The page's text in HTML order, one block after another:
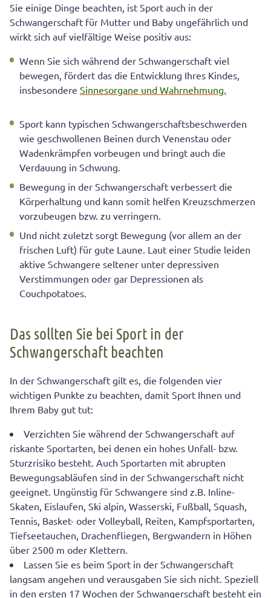
Sie einige Dinge beachten, ist Sport auch in der
Schwangerschaft für Mutter und Baby ungefährlich und
wirkt sich auf vielfältige Weise positiv aus:
Wenn Sie sich während der Schwangerschaft viel
bewegen, fördert das die Entwicklung Ihres Kindes,
insbesondere Sinnesorgane und Wahrnehmung.
Sport kann typischen Schwangerschaftsbeschwerden
wie geschwollenen Beinen durch Venenstau oder
Wadenkrämpfen vorbeugen und bringt auch die
Verdauung in Schwung.
Bewegung in der Schwangerschaft verbessert die
Körperhaltung und kann somit helfen Kreuzschmerzen
vorzubeugen bzw. zu verringern.
Und nicht zuletzt sorgt Bewegung (vor allem an der
frischen Luft) für gute Laune. Laut einer Studie leiden
aktive Schwangere seltener unter depressiven
Verstimmungen oder gar Depressionen als
Couchpotatoes.
Das sollten Sie bei Sport in der
Schwangerschaft beachten
In der Schwangerschaft gilt es, die folgenden vier
wichtigen Punkte zu beachten, damit Sport Ihnen und
Ihrem Baby gut tut:
Verzichten Sie während der Schwangerschaft auf
riskante Sportarten, bei denen ein hohes Unfall- bzw.
Sturzrisiko besteht. Auch Sportarten mit abrupten
Bewegungsabläufen sind in der Schwangerschaft nicht
geeignet. Ungünstig für Schwangere sind z.B. Inline-
Skaten, Eislaufen, Ski alpin, Wasserski, Fußball, Squash,
Tennis, Basket- oder Volleyball, Reiten, Kampfsportarten,
Tiefseetauchen, Drachenfliegen, Bergwandern in Höhen
über 2500 m oder Klettern.
Lassen Sie es beim Sport in der Schwangerschaft
langsam angehen und verausgaben Sie sich nicht. Speziell
in den ersten 17 Wochen der Schwangerschaft besteht ein